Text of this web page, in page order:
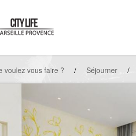
voulez vous faire ? / Séjourner /